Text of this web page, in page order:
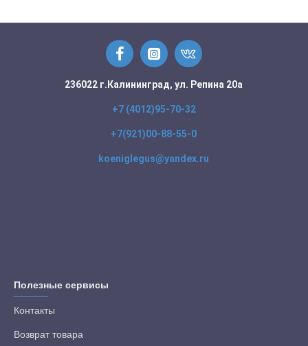
236022 г.Калининград, ул. Репина 20а
+7 (4012)95-70-32
+7(921)00-88-55-0
koeniglegus@yandex.ru
Полезные сервисы
Контакты
Возврат товара